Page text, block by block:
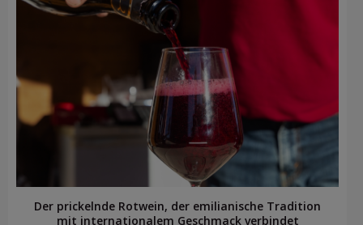
Der prickelnde Rotwein, der emilianische Tradition
mit internationalem Geschmack verbindet